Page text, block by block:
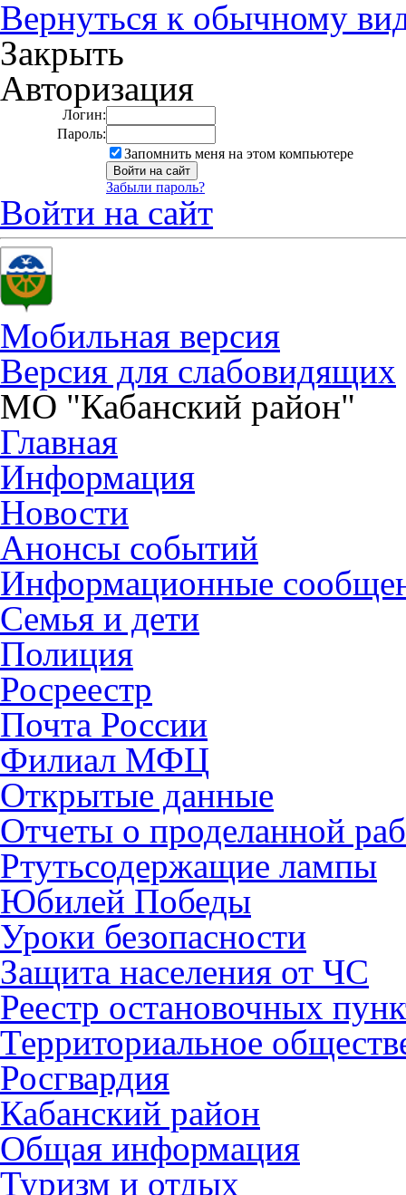
Вернуться к обычному
Закрыть
Авторизация
Логин:
Пароль:
Запомнить меня на этом компьютере
Забыли пароль?
Войти на сайт
Мобильная версия
Версия для слабовидящих
МО "Кабанский район"
Главная
Информация
Новости
Анонсы событий
Информационные
Семья и дети
Полиция
Росреестр
Почта России
Филиал МФЦ
Открытые данные
Отчеты о проделанной
Ртутьсодержащие лампы
Юбилей Победы
Уроки безопасности
Защита населения от ЧС
Реестр остановочных
Территориальное
Росгвардия
Кабанский район
Общая информация
Туризм и отдых